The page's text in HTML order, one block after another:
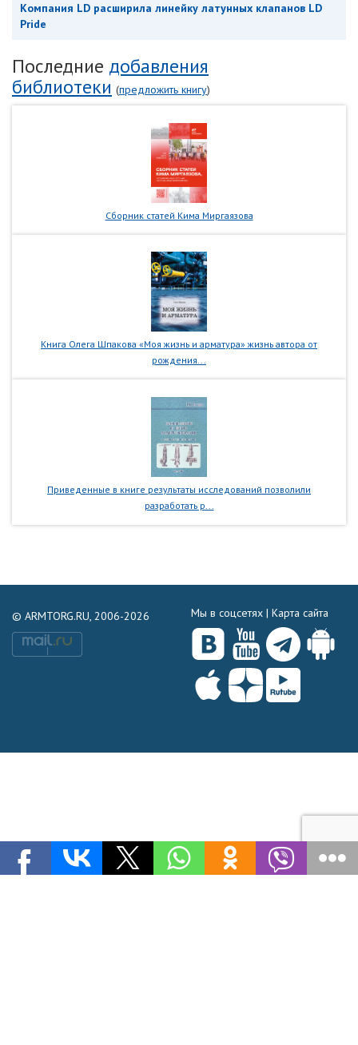
Компания LD расширила линейку латунных клапанов LD
Pride
Последние добавления
библиотеки (предложить книгу)
Сборник статей Кима Миргаязова
Книга Олега Шпакова «Моя жизнь и арматура» жизнь автора от
рождения...
Приведенные в книге результаты исследований позволили
разработать р...
© ARMTORG.RU, 2006-2026 Мы в соцсетях | Карта сайта